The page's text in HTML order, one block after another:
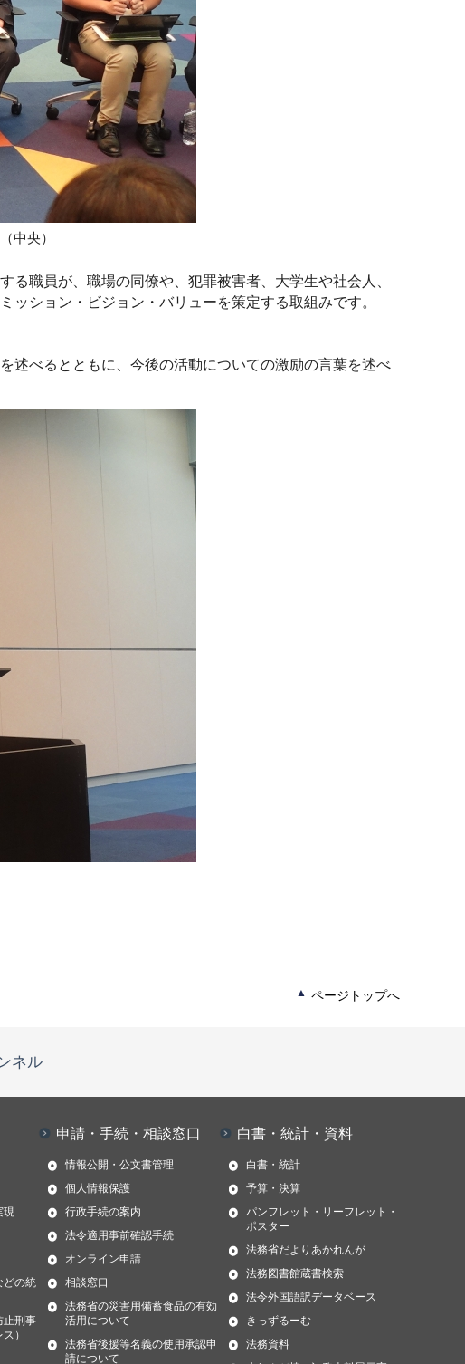
中央）
職員が、職場の同僚や、犯罪被害者、大学生や社会人、
ション・ビジョン・バリューを策定する取組みです。
述べるとともに、今後の活動についての激励の言葉を述べ
ページトップへ
ネル
現
どの統
止刑事
）
申請・手続・相談窓口
情報公開・公文書管理
個人情報保護
行政手続の案内
法令適用事前確認手続
オンライン申請
相談窓口
法務省の災害用備蓄食品の有効
活用について
法務省後援等名義の使用承認申
請について
白書・統計・資料
白書・統計
予算・決算
パンフレット・リーフレット・
ポスター
法務省だよりあかれんが
法務図書館蔵書検索
法令外国語訳データベース
きっずるーむ
法務資料